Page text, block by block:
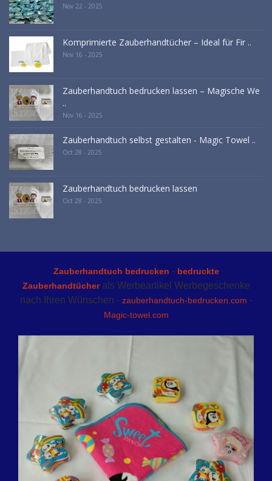
Nov 22 - 2025
Komprimierte Zauberhandtücher – Ideal für Fir ..
Nov 16 - 2025
Zauberhandtuch bedrucken lassen – Magische We
..
Nov 16 - 2025
Zauberhandtuch selbst gestalten - Magic Towel ..
Oct 28 - 2025
Zauberhandtuch bedrucken lassen
Oct 28 - 2025
Zauberhandtuch bedrucken - bedruckte
Zauberhandtücherals Werbeartikel Werbegeschenke
nach Ihren Wünschen - zauberhandtuch-bedrucken.com -
Magic-towel.com